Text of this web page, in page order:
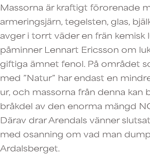
Massorna är kraftigt förorenade
armeringsjärn, tegelsten, glas,
avger i torrt väder en frän kemisk
påminner Lennart Ericsson om
giftiga ämnet fenol. På området
med ”Natur” har endast en
ur, och massorna från denna kan
bråkdel av den enorma mängd
Därav drar Arendals vänner
med osanning om vad man
Ardalsberget.